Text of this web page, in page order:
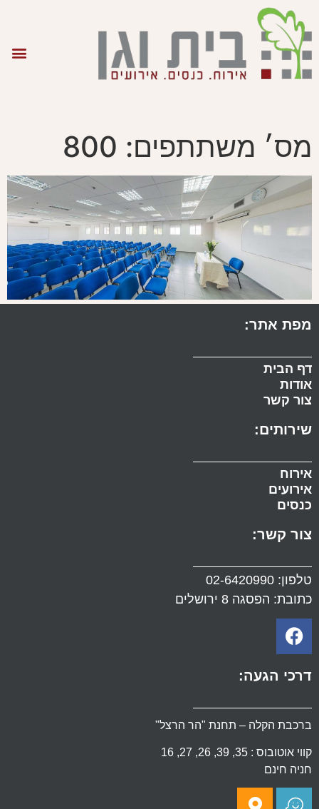
מס׳ משתתפים: 800
מפת אתר:
דף הבית
אודות
צור קשר
שירותים:
אירוח
אירועים
כנסים
צור קשר:
טלפון: 02-6420990
כתובת: הפסגה 8 ירושלים
דרכי הגעה:
ברכבת הקלה – תחנת "הר הרצל"
קווי אוטובוס : 35, 39, 26, 27, 16
חניה חינם